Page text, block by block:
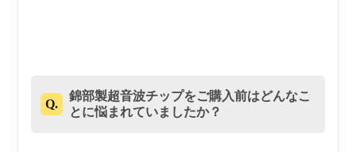
Q.
錦部製超音波チップをご購入前はどんなこ
とに悩まれていましたか？